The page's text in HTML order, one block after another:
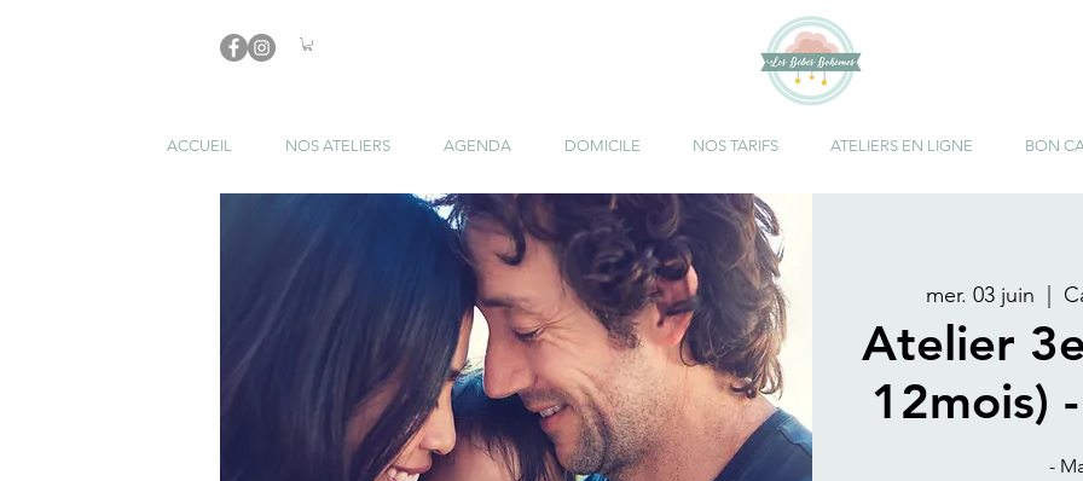
ACCUEIL NOS ATELIERS AGENDA DOMICILE NOS TARIFS ATELIERS EN LIGNE BON
mer. 03 juin
  |
Atelier
12mois)
-